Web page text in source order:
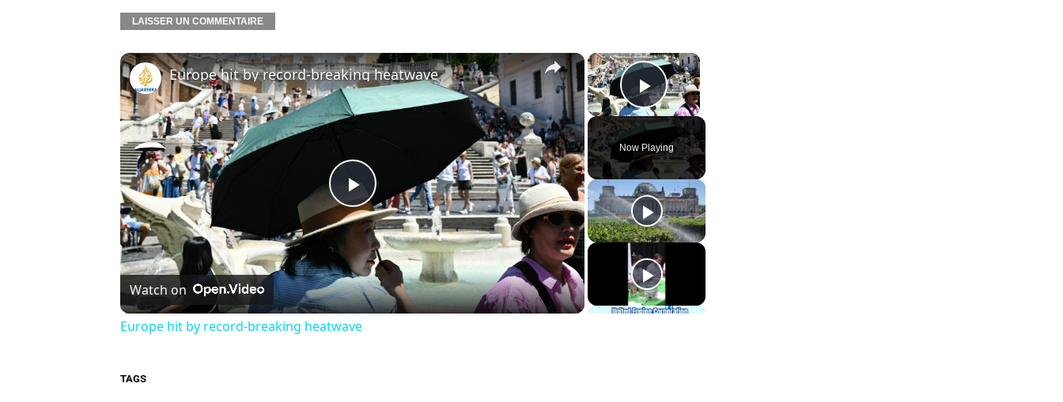
×
Play Video
Now Playing
×
Play
Video
Europe hit by record-breaking heatwave
Watch on
Europe hit by record-breaking heatwave
TAGS